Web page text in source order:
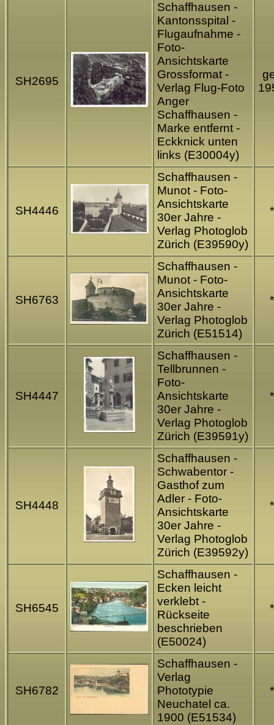
SH2695
Schaffhausen -
Kantonsspital -
Flugaufnahme -
Foto-
Ansichtskarte
Grossformat -
Verlag Flug-Foto
Anger
Schaffhausen -
Marke entfernt -
Eckknick unten
links (E30004y)
SH4446
Schaffhausen -
Munot - Foto-
Ansichtskarte
30er Jahre -
Verlag Photoglob
Zürich (E39590y)
*
SH6763
Schaffhausen -
Munot - Foto-
Ansichtskarte
30er Jahre -
Verlag Photoglob
Zürich (E51514)
*
SH4447
Schaffhausen -
Tellbrunnen -
Foto-
Ansichtskarte
30er Jahre -
Verlag Photoglob
Zürich (E39591y)
*
SH4448
Schaffhausen -
Schwabentor -
Gasthof zum
Adler - Foto-
Ansichtskarte
30er Jahre -
Verlag Photoglob
Zürich (E39592y)
*
SH6545
Schaffhausen -
Ecken leicht
verklebt -
Rückseite
beschrieben
(E50024)
*
SH6782
Schaffhausen -
Verlag
Phototypie
Neuchatel ca.
1900 (E51534)
*